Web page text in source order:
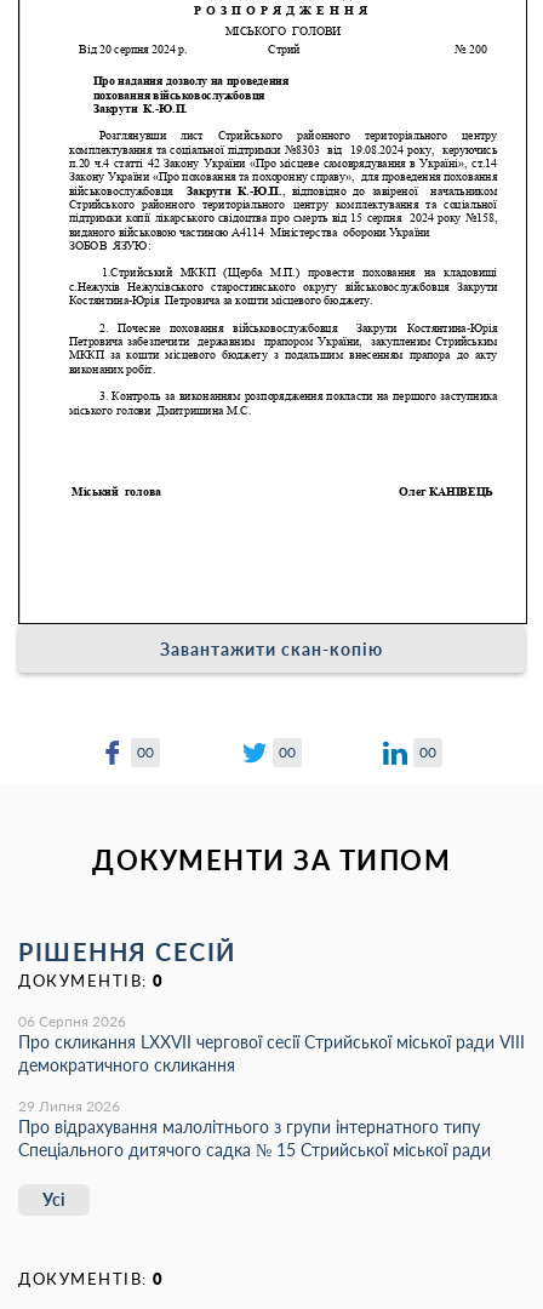
Завантажити скан-копію
00 00 00
ДОКУМЕНТИ ЗА ТИПОМ
РІШЕННЯ СЕСІЙ
ДОКУМЕНТІВ: 0
06 Серпня 2026
Про скликання LХХVІІ чергової сесії Стрийської міської ради VIII
демократичного скликання
29 Липня 2026
Про відрахування малолітнього з групи інтернатного типу
Спеціального дитячого садка № 15 Стрийської міської ради
Усі
ДОКУМЕНТІВ: 0